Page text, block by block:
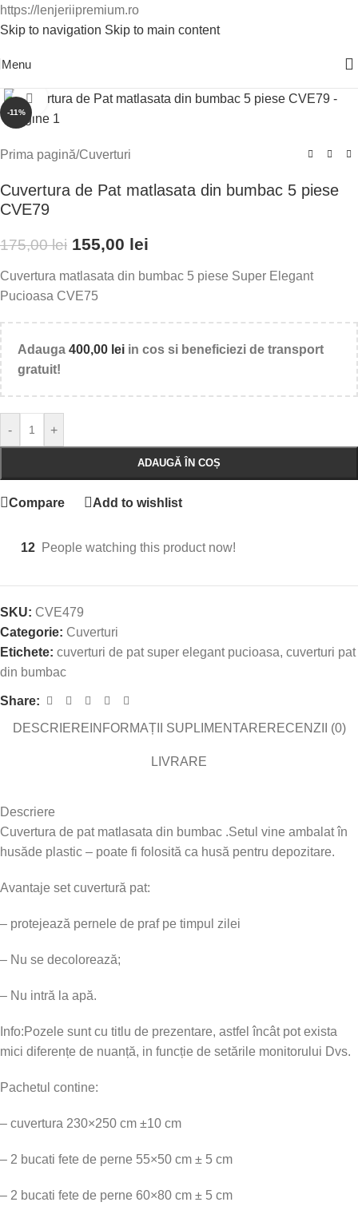
https://lenjeriipremium.ro
Skip to navigation Skip to main content
0763724226
Menu
-11%
Click to enlarge
Prima pagină/Cuverturi
Cuvertura de Pat matlasata din bumbac 5 piese
CVE79
175,00lei 155,00 lei
Cuvertura matlasata din bumbac 5 piese Super Elegant
Pucioasa CVE75
Adauga 400,00 lei in cos si beneficiezi de transport
gratuit!
- +
ADAUGĂ ÎN COȘ
Compare Add to wishlist
12 People watching this product now!
SKU: CVE479
Categorie: Cuverturi
Etichete: cuverturi de pat super elegant pucioasa, cuverturi pat
din bumbac
Share:
DESCRIERE INFORMAȚII SUPLIMENTARERECENZII (0)
LIVRARE
Descriere
Cuvertura de pat matlasata din bumbac .Setul vine ambalat în
husăde plastic – poate fi folosită ca husă pentru depozitare.
Avantaje set cuvertură pat:
– protejează pernele de praf pe timpul zilei
– Nu se decolorează;
– Nu intră la apă.
Info:Pozele sunt cu titlu de prezentare, astfel încât pot exista
mici diferențe de nuanță, in funcție de setările monitorului Dvs.
Pachetul contine:
– cuvertura 230×250 cm ±10 cm
– 2 bucati fete de perne 55×50 cm ± 5 cm
– 2 bucati fete de perne 60×80 cm ± 5 cm